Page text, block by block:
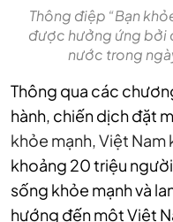
Thông điệp “Bạn
được hưởng ứng bởi
nước trong
Thông qua các
hành, chiến dịch đặt
khỏe mạnh, Việt Nam
khoảng 20 triệu
sống khỏe mạnh và
hướng đến một Việt